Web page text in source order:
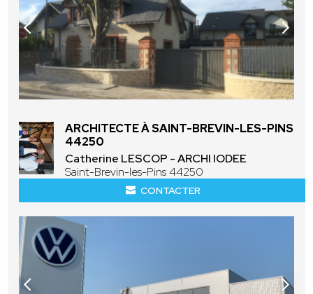
ARCHITECTE À SAINT-BREVIN-LES-PINS
44250
Catherine LESCOP - ARCHI IODEE
Saint-Brevin-les-Pins 44250
CONTACTER